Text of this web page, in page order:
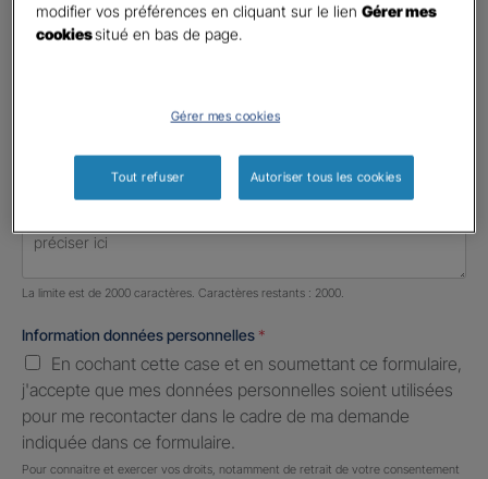
Téléphone *
Informations complémentaires (facultatif)
Nombre de caractères restants :2000 caractères restants
La limite est de 2000 caractères. Caractères restants : 2000.
Information données personnelles *
En cochant cette case et en soumettant ce formulaire,
j'accepte que mes données personnelles soient utilisées
pour me recontacter dans le cadre de ma demande
indiquée dans ce formulaire.
Pour connaitre et exercer vos droits, notamment de retrait de votre consentement
modifier vos préférences en cliquant sur le lienGérer mes
cookiessitué en bas de page.
Gérer mes cookies
Tout refuser Autoriser tous les cookies